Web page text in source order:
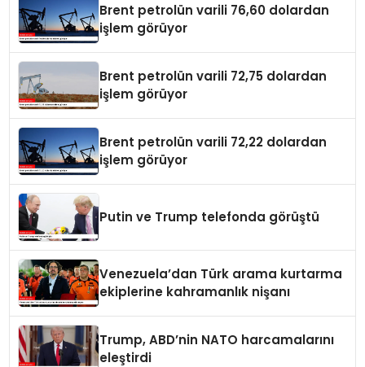
Brent petrolün varili 76,60 dolardan
işlem görüyor
Brent petrolün varili 72,75 dolardan
işlem görüyor
Brent petrolün varili 72,22 dolardan
işlem görüyor
Putin ve Trump telefonda görüştü
Venezuela’dan Türk arama kurtarma
ekiplerine kahramanlık nişanı
Trump, ABD’nin NATO harcamalarını
eleştirdi